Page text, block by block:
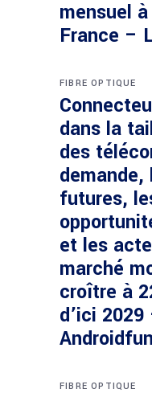
mensuel
France –
FIBRE OPTIQUE
dans la
des
futures,
et les
marché
croître à
d’ici
FIBRE OPTIQUE